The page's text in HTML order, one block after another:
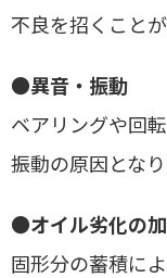
不良を招くことが
●異音・振動
ベアリングや回
振動の原因となり
●オイル劣化の
固形分の蓄積に